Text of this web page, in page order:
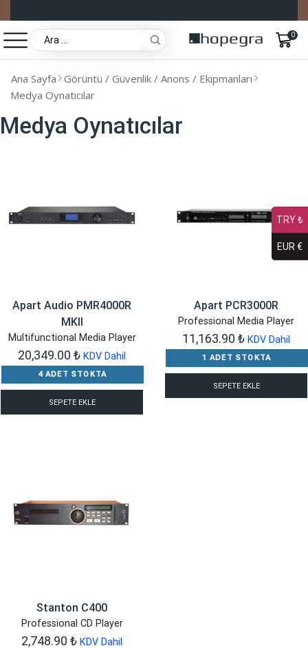
0
Ana Sayfa Görüntü / Güvenlik / Anons / Ekipmanları
Medya Oynatıcılar
Medya Oynatıcılar
Apart Audio PMR4000R
MKII
Multifunctional Media Player
20,349.00 ₺ KDV Dahil
4 ADET STOKTA
SEPETE EKLE
Apart PCR3000R
Professional Media Player
11,163.90 ₺ KDV Dahil
1 ADET STOKTA
SEPETE EKLE
Stanton C400
Professional CD Player
2,748.90 ₺ KDV Dahil
TRY ₺
EUR €